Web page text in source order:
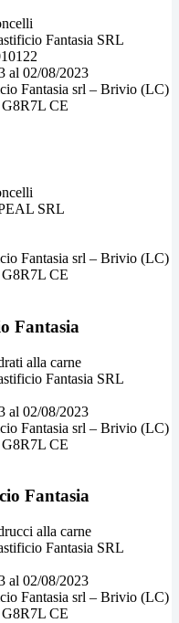
Fantasia SRL
al 02/08/2023
Fantasia srl – Brivio (LC)
CE
SRL
Fantasia srl – Brivio (LC)
CE
Fantasia
alla carne
Fantasia SRL
al 02/08/2023
Fantasia srl – Brivio (LC)
CE
Fantasia
alla carne
Fantasia SRL
al 02/08/2023
Fantasia srl – Brivio (LC)
CE